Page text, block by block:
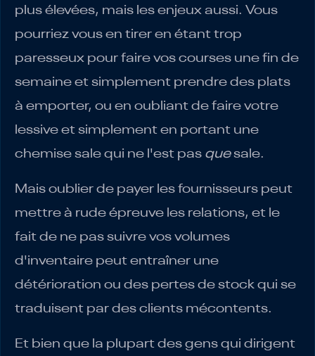
plus élevées, mais les enjeux aussi. Vous
pourriez vous en tirer en étant trop
paresseux pour faire vos courses une fin de
semaine et simplement prendre des plats
à emporter, ou en oubliant de faire votre
lessive et simplement en portant une
chemise sale qui ne l'est pas quesale.
Mais oublier de payer les fournisseurs peut
mettre à rude épreuve les relations, et le
fait de ne pas suivre vos volumes
d'inventaire peut entraîner une
détérioration ou des pertes de stock qui se
traduisent par des clients mécontents.
Et bien que la plupart des gens qui dirigent